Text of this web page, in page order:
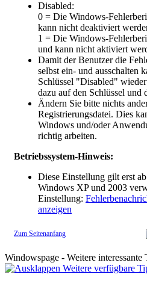
Disabled:
0 = Die Windows-
kann nicht deaktiviert
1 = Die Windows-
und kann nicht aktiviert
Damit der Benutzer die
selbst ein- und ausschalten
Schlüssel "Disabled"
dazu auf den Schlüssel und
Ändern Sie bitte nichts
Registrierungsdatei. Dies
Windows und/oder
richtig arbeiten.
Betriebssystem-Hinweis:
Diese Einstellung gilt erst
Windows XP und 2003
Einstellung:
anzeigen
Zum Seitenanfang
Windowspage - Weitere
Weitere verfügbare